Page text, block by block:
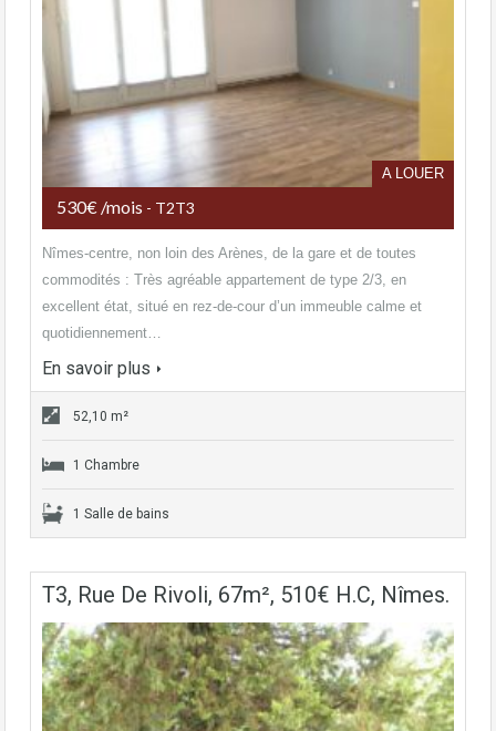
A LOUER
530€ /mois - T2T3
Nîmes-centre, non loin des Arènes, de la gare et de toutes
commodités : Très agréable appartement de type 2/3, en
excellent état, situé en rez-de-cour d’un immeuble calme et
quotidiennement…
En savoir plus
52,10 m²
1 Chambre
1 Salle de bains
T3, Rue De Rivoli, 67m², 510€ H.C, Nîmes.